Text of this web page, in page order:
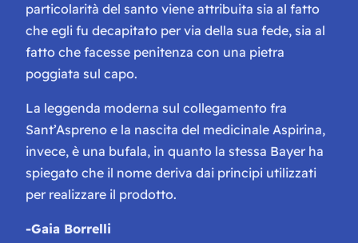
particolarità del santo viene attribuita sia al fatto
che egli fu decapitato per via della sua fede, sia al
fatto che facesse penitenza con una pietra
poggiata sul capo.
La leggenda moderna sul collegamento fra
Sant’Aspreno e la nascita del medicinale Aspirina,
invece, è una bufala, in quanto la stessa Bayer ha
spiegato che il nome deriva dai principi utilizzati
per realizzare il prodotto.
-Gaia Borrelli